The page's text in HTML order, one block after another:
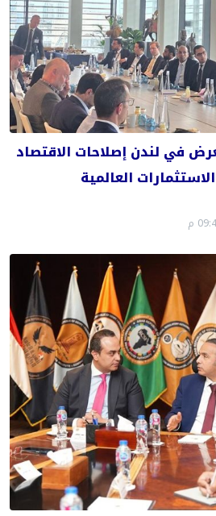
في لندن إصلاحات الاقتصاد
العالمية